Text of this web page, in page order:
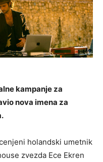
kampanje za
nova imena za
holandski umetnik
zvezda Ece Ekren